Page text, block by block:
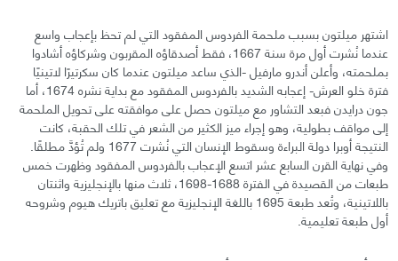
اشتهر ميلتون بسبب ملحمة الفردوس المفقود التي لم تحظ بإعجاب واسع
عندما نُشرت أول مرة سنة 1667، فقط أصدقاؤه المقربون وشركاؤه أشادوا
بملحمته، وأعلن أندرو مارفيل -الذي ساعد ميلتون عندما كان سكرتيرًا لاتينيًا
فترة خلو العرش- إعجابه الشديد بالفردوس المفقود مع بداية نشره 1674، أما
جون درايدن فبعد التشاور مع ميلتون حصل على موافقته على تحويل الملحمة
إلى مواقف بطولية، وهو إجراء ميز الكثير من الشعر في تلك الحقبة، كانت
النتيجة أوبرا دولة البراءة وسقوط الإنسان التي نُشرت 1677 ولم تُؤدَّ مطلقًا.
وفي نهاية القرن السابع عشر اتسع الإعجاب بالفردوس المفقود وظهرت خمس
طبعات من القصيدة في الفترة 1688-1698، ثلاث منها بالإنجليزية واثنتان
باللاتينية، وتُعد طبعة 1695 باللغة الإنجليزية مع تعليق باتريك هيوم وشروحه
أول طبعة تعليمية.